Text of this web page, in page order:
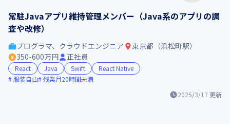
常駐Javaアプリ維持管理メンバー（Java系のアプリの調
査や改修）
2025/3/17 更新
プログラマ、クラウドエンジニア
東京都（浜松町駅）
350-600万円
正社員
React Java Swift
React Native
服装自由
残業月20時間未満